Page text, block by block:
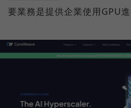
要業務是提供企業使用GPU進